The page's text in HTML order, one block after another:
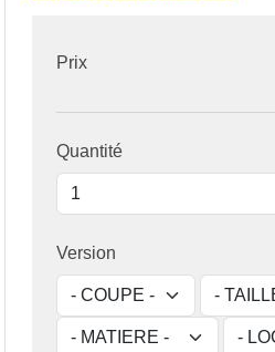
Prix
Quantité
Version